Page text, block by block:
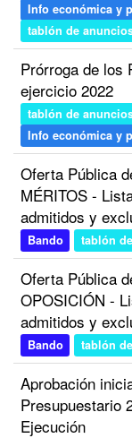
Info económica y
tablón de
Prórroga de los
ejercicio 2022
tablón de
Info económica y
Oferta Pública
MÉRITOS -
admitidos y
Bando tablón
Oferta Pública
OPOSICIÓN -
admitidos y
Bando tablón
Aprobación
Presupuestario
Ejecución